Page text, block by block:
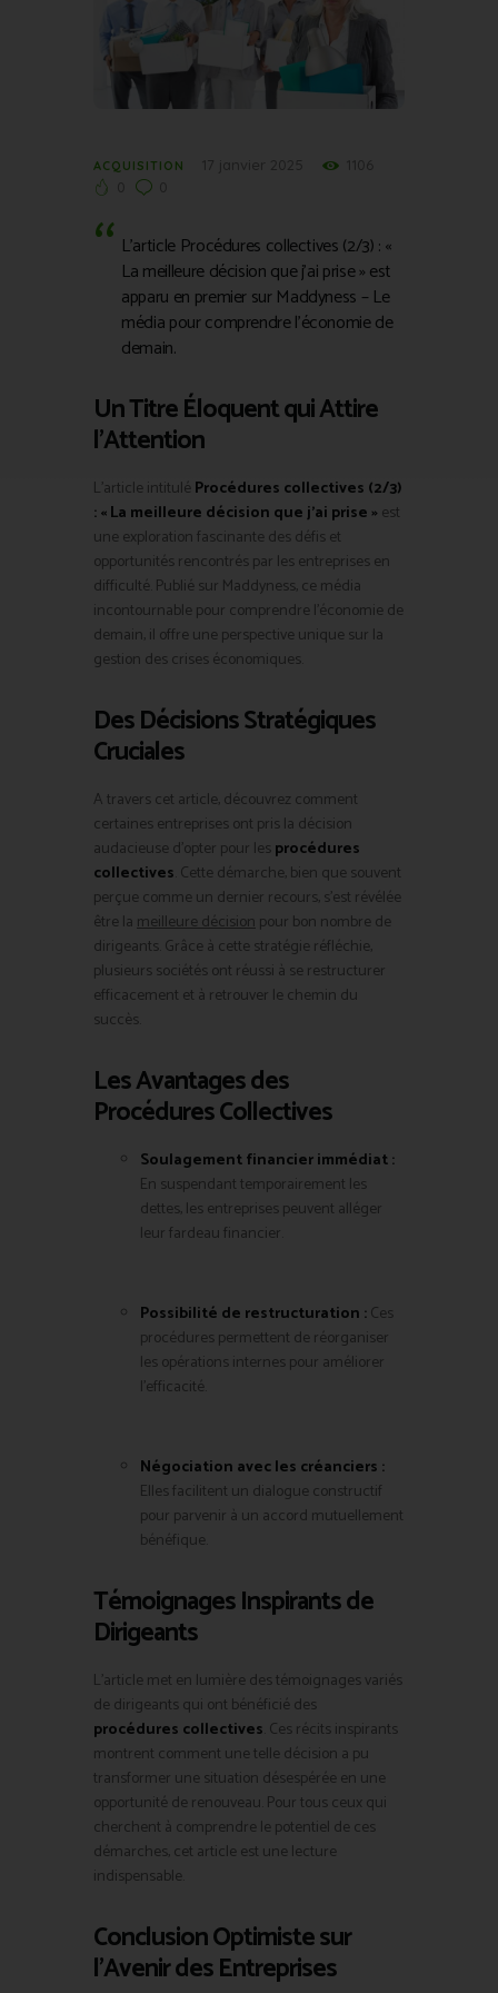
ACQUISITION
L’article Procédures collectives (2/3) : «
La meilleure décision que j’ai prise » est
apparu en premier sur Maddyness – Le
média pour comprendre l'économie de
demain.
Un Titre Éloquent qui Attire
l’Attention
L’article intitulé Procédures collectives (2/3)
: « La meilleure décision que j’ai prise » est
une exploration fascinante des défis et
opportunités rencontrés par les entreprises en
difficulté. Publié sur Maddyness, ce média
incontournable pour comprendre l’économie de
demain, il offre une perspective unique sur la
gestion des crises économiques.
Des Décisions Stratégiques
Cruciales
A travers cet article, découvrez comment
certaines entreprises ont pris la décision
audacieuse d’opter pour lesprocédures
collectives . Cette démarche, bien que souvent
perçue comme un dernier recours, s’est révélée
être lameilleure décisionpour bon nombre de
dirigeants. Grâce à cette stratégie réfléchie,
plusieurs sociétés ont réussi à se restructurer
efficacement et à retrouver le chemin du
succès.
Les Avantages des
Procédures Collectives
Soulagement financier immédiat :
En suspendant temporairement les
dettes, les entreprises peuvent alléger
leur fardeau financier.
Possibilité de restructuration :Ces
procédures permettent de réorganiser
les opérations internes pour améliorer
l’efficacité.
Négociation avec les créanciers :
Elles facilitent un dialogue constructif
pour parvenir à un accord mutuellement
bénéfique.
Témoignages Inspirants de
Dirigeants
L’article met en lumière des témoignages variés
de dirigeants qui ont bénéficié des
procédures collectives . Ces récits inspirants
montrent comment une telle décision a pu
transformer une situation désespérée en une
opportunité de renouveau. Pour tous ceux qui
cherchent à comprendre le potentiel de ces
démarches, cet article est une lecture
indispensable.
Conclusion Optimiste sur
l’Avenir des Entreprises